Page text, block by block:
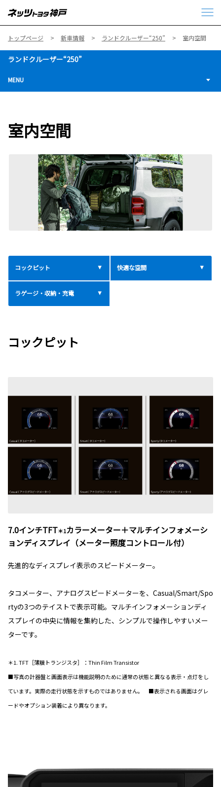
トップページ 新車情報 ランドクルーザー“250” 室内空間
ランドクルーザー“250”
MENU
室内空間
コックピット 快適な空間
ラゲージ・収納・充電
コックピット
7.0インチTFT＊1カラーメーター＋マルチインフォメーシ
ョンディスプレイ（メーター照度コントロール付）
先進的なディスプレイ表示のスピードメーター。
タコメーター、アナログスピードメーターを、Casual/Smart/Spo
rtyの3つのテイストで表示可能。マルチインフォメーションディ
スプレイの中央に情報を集約した、シンプルで操作しやすいメー
ターです。
＊1. TFT［薄膜トランジスタ］：Thin Film Transistor
■写真の計器盤と画面表示は機能説明のために通常の状態と異なる表示・点灯をし
ています。実際の走行状態を示すものではありません。 ■表示される画面はグレ
ードやオプション装着により異なります。